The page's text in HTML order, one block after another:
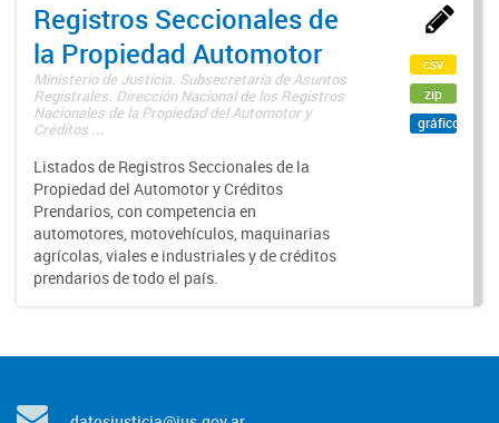
Registros Seccionales de
la Propiedad Automotor
Ministerio de Justicia. Subsecretaría de Asuntos
Registrales. Dirección Nacional de los Registros
Nacionales de la Propiedad del Automotor y
Créditos ...
Listados de Registros Seccionales de la
Propiedad del Automotor y Créditos
Prendarios, con competencia en
automotores, motovehículos, maquinarias
agrícolas, viales e industriales y de créditos
prendarios de todo el país.
csv
zip
gráfico